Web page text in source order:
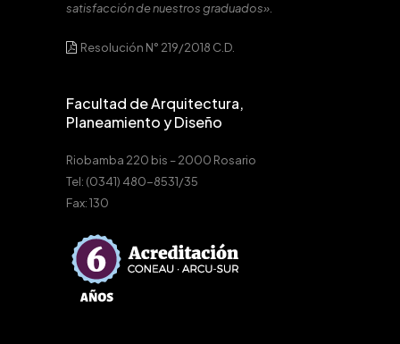
satisfacción de nuestros graduados».
Resolución N° 219/2018 C.D.
Facultad de Arquitectura,
Planeamiento y Diseño
Riobamba 220 bis – 2000 Rosario
Tel: (0341) 480-8531/35
Fax: 130